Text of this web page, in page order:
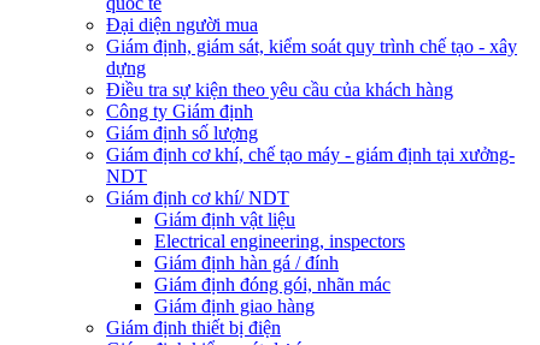
Đại diện người mua
Giám định, giám sát, kiểm soát quy trình chế tạo - xây
dựng
Điều tra sự kiện theo yêu cầu của khách hàng
Công ty Giám định
Giám định số lượng
Giám định cơ khí, chế tạo máy - giám định tại xưởng-
NDT
Giám định cơ khí/ NDT
Giám định vật liệu
Electrical engineering, inspectors
Giám định hàn gá / đính
Giám định đóng gói, nhãn mác
Giám định giao hàng
Giám định thiết bị điện